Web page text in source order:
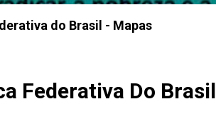
do Brasil - Mapas
Federativa Do Brasil